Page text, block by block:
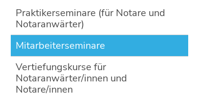
Navigation
überspringen
Praktikerseminare (für Notare und
Notaranwärter)
Mitarbeiterseminare
Vertiefungskurse für
Notaranwärter/innen und
Notare/innen